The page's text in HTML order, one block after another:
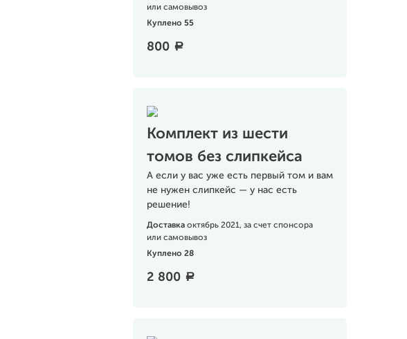
или самовывоз
Куплено 55
800 a
Комплект из шести
томов без слипкейса
А если у вас уже есть первый том и вам
не нужен слипкейс — у нас есть
решение!
Доставка октябрь 2021, за счет спонсора
или самовывоз
Куплено 28
2 800 a